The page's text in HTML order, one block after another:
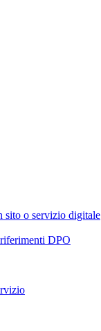
sito o servizio digitale
DPO